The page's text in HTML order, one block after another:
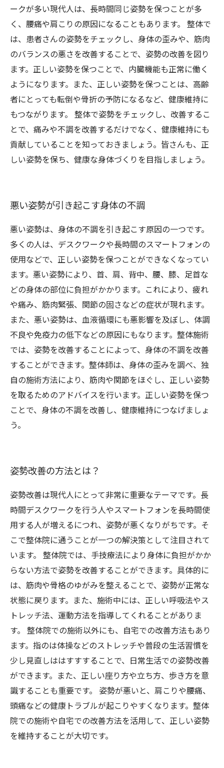
ークが多い現代人は、長時間同じ姿勢を保つことが多
く、腰痛や肩こりの原因になることもあります。 整体で
は、患者さんの姿勢をチェックし、身体の歪みや、筋肉
のバランスの悪さを改善することで、姿勢の改善を図り
ます。正しい姿勢を保つことで、内臓機能も正常に働く
ようになります。また、正しい姿勢を保つことは、高齢
者にとっても転倒や骨折の予防になるなど、健康維持に
もつながります。 整体で姿勢をチェックし、改善するこ
とで、痛みや不調を改善するだけでなく、健康維持にも
貢献していることを知っておきましょう。皆さんも、正
しい姿勢を保ち、健康な身体づくりを目指しましょう。
悪い姿勢が引き起こす身体の不調
悪い姿勢は、身体の不調を引き起こす原因の一つです。
多くの人は、デスクワークや長時間のスマートフォンの
使用などで、正しい姿勢を保つことができなくなってい
ます。悪い姿勢により、首、肩、背中、腰、膝、足首な
どの身体の部位に負担がかかります。これにより、疲れ
や痛み、筋肉緊張、関節の固さなどの症状が現れます。
また、悪い姿勢は、血液循環にも悪影響を及ぼし、体調
不良や免疫力の低下などの原因にもなります。整体施術
では、姿勢を改善することによって、身体の不調を改善
することができます。整体師は、身体の歪みを調べ、独
自の施術方法により、筋肉や関節をほぐし、正しい姿勢
を取るためのアドバイスを行います。正しい姿勢を保つ
ことで、身体の不調を改善し、健康維持につなげましょ
う。
姿勢改善の方法とは？
姿勢改善は現代人にとって非常に重要なテーマです。長
時間デスクワークを行う人やスマートフォンを長時間使
用する人が増えるにつれ、姿勢が悪くなりがちです。そ
こで整体院に通うことが一つの解決策として注目されて
います。 整体院では、手技療法により身体に負担がかか
らない方法で姿勢を改善することができます。具体的に
は、筋肉や骨格のゆがみを整えることで、姿勢が正常な
状態に戻ります。また、施術中には、正しい呼吸法やス
トレッチ法、運動方法を指導してくれることがありま
す。 整体院での施術以外にも、自宅での改善方法もあり
ます。指のは体操などのストレッチや普段の生活習慣を
少し見直しははすすすることで、日常生活での姿勢改善
ができます。また、正しい座り方や立ち方、歩き方を意
識することも重要です。 姿勢が悪いと、肩こりや腰痛、
頭痛などの健康トラブルが起こりやすくなります。整体
院での施術や自宅での改善方法を活用して、正しい姿勢
を維持することが大切です。